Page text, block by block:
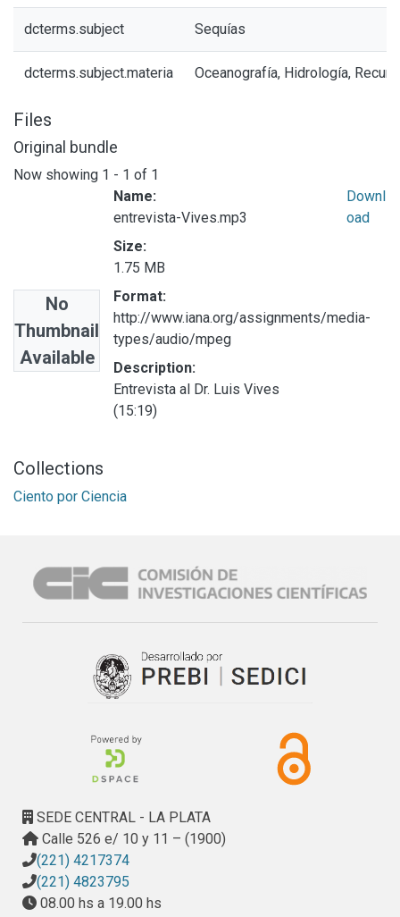
dcterms.subject Sequías
dcterms.subject.materia Oceanografía, Hidrología,
Files
Original bundle
Now showing 1 - 1 of 1
No
Thumbnail
Available
Name:
entrevista-Vives.mp3
Size:
1.75 MB
Format:
http://www.iana.org/assignments/media-
types/audio/mpeg
Description:
Entrevista al Dr. Luis Vives
(15:19)
Downl
oad
Collections
Ciento por Ciencia
SEDE CENTRAL - LA PLATA
Calle 526 e/ 10 y 11 – (1900)
(221) 4217374
(221) 4823795
08.00 hs a 19.00 hs